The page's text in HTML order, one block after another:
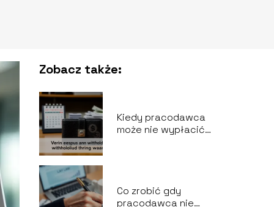
Zobacz także:
Kiedy pracodawca
może nie wypłacić
Co zrobić gdy
pracodawca nie